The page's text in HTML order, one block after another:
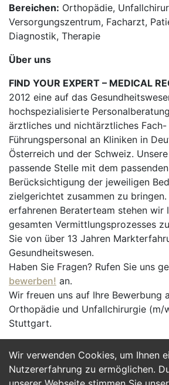
Wir verwenden Cookies, um Ihnen
Nutzererfahrung zu ermöglichen.
Bereichen: Orthopädie,
Versorgungszentrum, Facharzt,
Diagnostik, Therapie
Über uns
FIND YOUR EXPERT – MEDICAL
2012 eine auf das
hochspezialisierte
ärztliches und nichtärztliches Fach-
Führungspersonal an Kliniken in
Österreich und der Schweiz.
passende Stelle mit dem
Berücksichtigung der jeweiligen
zielgerichtet zusammen zu
erfahrenen Beraterteam stehen wir
gesamten Vermittlungsprozesses
Sie von über 13 Jahren
Gesundheitswesen.
Haben Sie Fragen? Rufen Sie uns
bewerben! an.
Wir freuen uns auf Ihre Bewerbung
Orthopädie und Unfallchirurgie (m/
Stuttgart.
Jetzt